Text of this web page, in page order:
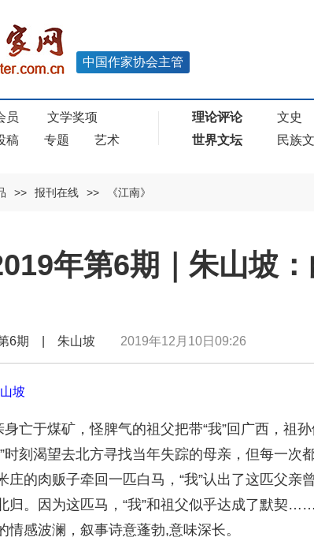
中国作家协会主管
员
文学奖项
稿 专题 艺术
理论评论 文史
世界文坛
民族
>> 报刊在线 >> 《江南》
年第6期｜朱山坡
第6期 | 朱山坡 2019年12月10日09:26
坡
身亡于煤矿，怪脾气的祖父把带“我”回广西，祖
时刻渴望去北方寻找当年失踪的母亲，但每一次
庄的肉贩子牵回一匹白马，“我”认出了这匹父亲
归。因为这匹马，“我”和祖父似乎达成了默契
情感波澜，叙事诗意蓬勃,意味深长。